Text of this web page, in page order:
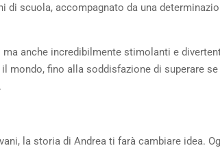
di scuola, accompagnato da una
anche incredibilmente stimolanti e
mondo, fino alla soddisfazione di superare
la storia di Andrea ti farà cambiare idea.